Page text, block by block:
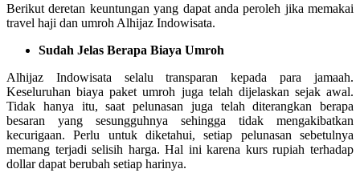
Berikut deretan keuntungan yang dapat anda peroleh jika memakai
travel haji dan umroh Alhijaz Indowisata.
Sudah Jelas Berapa Biaya Umroh
Alhijaz Indowisata selalu transparan kepada para jamaah.
Keseluruhan biaya paket umroh juga telah dijelaskan sejak awal.
Tidak hanya itu, saat pelunasan juga telah diterangkan berapa
besaran yang sesungguhnya sehingga tidak mengakibatkan
kecurigaan. Perlu untuk diketahui, setiap pelunasan sebetulnya
memang terjadi selisih harga. Hal ini karena kurs rupiah terhadap
dollar dapat berubah setiap harinya.